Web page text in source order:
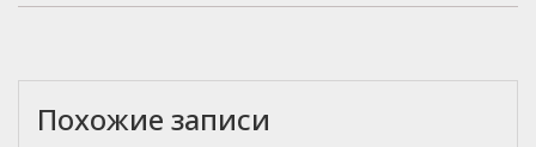
Похожие записи